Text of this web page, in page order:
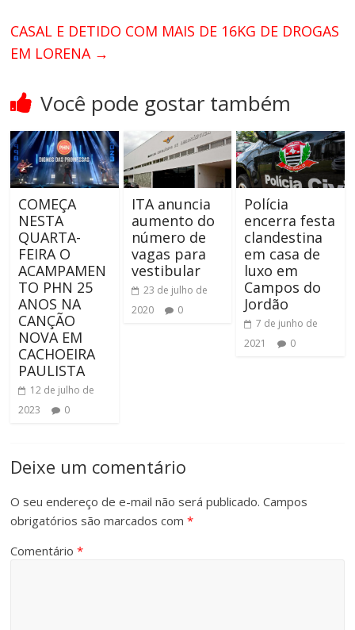
CASAL E DETIDO COM MAIS DE 16KG DE DROGAS
EM LORENA →
Você pode gostar também
COMEÇA
NESTA
QUARTA-
FEIRA O
ACAMPAMEN
TO PHN 25
ANOS NA
CANÇÃO
NOVA EM
CACHOEIRA
PAULISTA
12 de julho de
2023
0
ITA anuncia
aumento do
número de
vagas para
vestibular
23 de julho de
2020
0
Polícia
encerra festa
clandestina
em casa de
luxo em
Campos do
Jordão
7 de junho de
2021
0
Deixe um comentário
O seu endereço de e-mail não será publicado. Campos
obrigatórios são marcados com*
Comentário*